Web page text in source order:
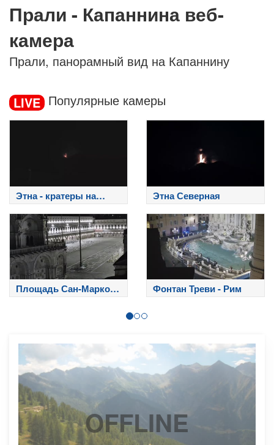
Прали - Капаннина веб-
камера
Прали, панорамный вид на Капаннину
LIVE Популярные камеры
Этна - кратеры на
вершине
Этна Северная
Площадь Сан-Марко -
Венеция
Фонтан Треви - Рим
OFFLINE